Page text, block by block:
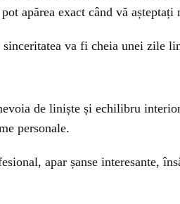
apărea exact când vă așteptați
sinceritatea va fi cheia unei zile
de liniște și echilibru
personale.
apar șanse interesante,